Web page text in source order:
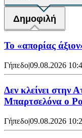
Δημοφιλή
Το «απορίας
Γήπεδο|09.08.2026
Δεν κλείνει στην
Μπαρτσελόνα ο
Γήπεδο|09.08.2026